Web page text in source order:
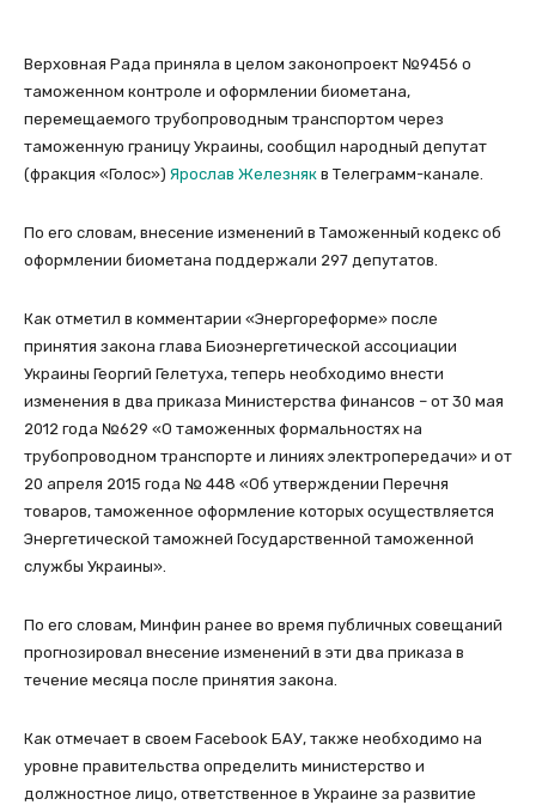
Верховная Рада приняла в целом законопроект №9456 о
таможенном контроле и оформлении биометана,
перемещаемого трубопроводным транспортом через
таможенную границу Украины, сообщил народный депутат
(фракция «Голос») Ярослав Железняк в Телеграмм-канале.
По его словам, внесение изменений в Таможенный кодекс об
оформлении биометана поддержали 297 депутатов.
Как отметил в комментарии «Энергореформе» после
принятия закона глава Биоэнергетической ассоциации
Украины Георгий Гелетуха, теперь необходимо внести
изменения в два приказа Министерства финансов – от 30 мая
2012 года №629 «О таможенных формальностях на
трубопроводном транспорте и линиях электропередачи» и от
20 апреля 2015 года № 448 «Об утверждении Перечня
товаров, таможенное оформление которых осуществляется
Энергетической таможней Государственной таможенной
службы Украины».
По его словам, Минфин ранее во время публичных совещаний
прогнозировал внесение изменений в эти два приказа в
течение месяца после принятия закона.
Как отмечает в своем Facebook БАУ, также необходимо на
уровне правительства определить министерство и
должностное лицо, ответственное в Украине за развитие